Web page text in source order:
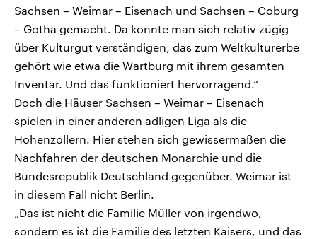
Sachsen – Weimar – Eisenach und Sachsen – Coburg
– Gotha gemacht. Da konnte man sich relativ zügig
über Kulturgut verständigen, das zum Weltkulturerbe
gehört wie etwa die Wartburg mit ihrem gesamten
Inventar. Und das funktioniert hervorragend.“
Doch die Häuser Sachsen – Weimar – Eisenach
spielen in einer anderen adligen Liga als die
Hohenzollern. Hier stehen sich gewissermaßen die
Nachfahren der deutschen Monarchie und die
Bundesrepublik Deutschland gegenüber. Weimar ist
in diesem Fall nicht Berlin.
„Das ist nicht die Familie Müller von irgendwo,
sondern es ist die Familie des letzten Kaisers, und das